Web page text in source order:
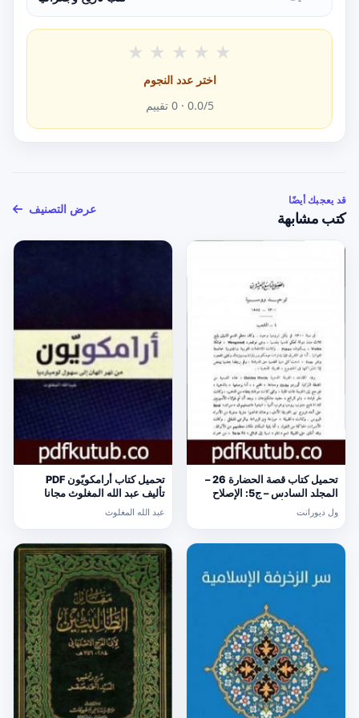
★ ★ ★ ★ ★
اختر عدد النجوم
0.0/5 ·
0 تقييم
قد يعجبك أيضًا
كتب مشابهة
عرض التصنيف
تحميل كتاب قصة الحضارة 26 –
المجلد السادس – ج5: الإصلاح
مجانا [كامل]
ول ديورانت
تحميل كتاب أرامكويّون PDF
تأليف عبد الله المغلوث مجانا
[كامل]
عبد الله المغلوث